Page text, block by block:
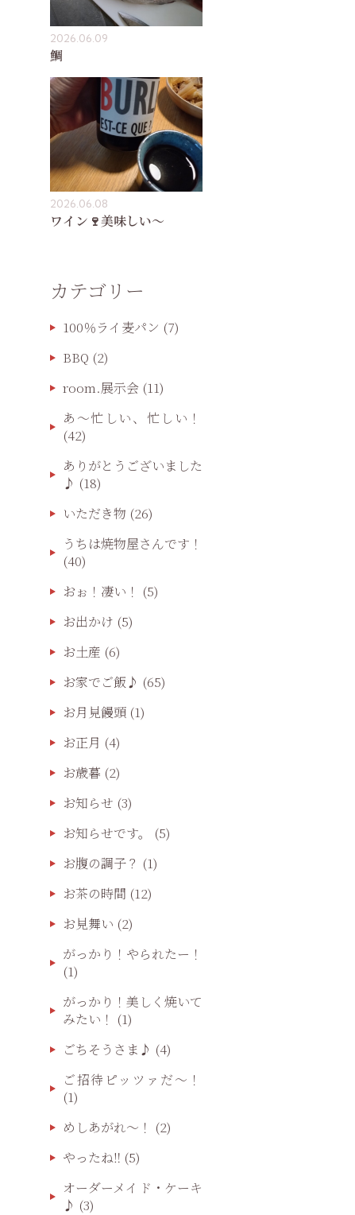
2026.06.09
鯛
2026.06.08
ワイン🍷美味しい〜
カテゴリー
100％ライ麦パン (7)
BBQ (2)
room.展示会 (11)
あ〜忙しい、忙しい！
(42)
ありがとうございました
♪ (18)
いただき物 (26)
うちは焼物屋さんです！
(40)
おぉ！凄い！ (5)
お出かけ (5)
お土産 (6)
お家でご飯♪ (65)
お月見饅頭 (1)
お正月 (4)
お歳暮 (2)
お知らせ (3)
お知らせです。
(5)
お腹の調子？ (1)
お茶の時間 (12)
お見舞い (2)
がっかり！やられたー！
(1)
がっかり！美しく焼いて
みたい！ (1)
ごちそうさま♪ (4)
ご招待ピッツァだ〜！
(1)
めしあがれ～！ (2)
やったね‼️ (5)
オーダーメイド・ケーキ
♪ (3)